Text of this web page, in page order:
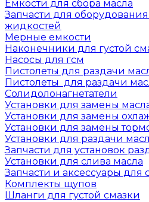
Емкости для сбора масла
Запчасти для
жидкостей
Мерные емкости
Наконечники для густой
Насосы для гсм
Пистолеты для раздачи
Пистолеты для раздачи
Солидолонагнетатели
Установки для замены
Установки для замены
Установки для замены
Установки для раздачи
Запчасти для установок
Установки для слива масла
Запчасти и аксессуары для
Комплекты щупов
Шланги для густой смазки